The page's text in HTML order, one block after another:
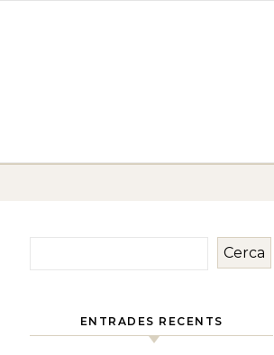
Cerca
ENTRADES RECENTS